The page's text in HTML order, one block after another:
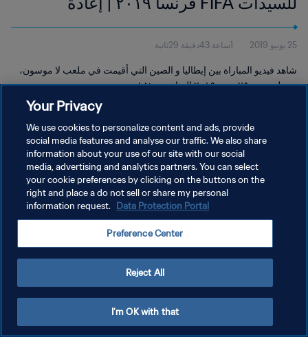
المباراة
25 يونيو 2019 1ساعة 43دقيقة 29ثانية
شاهد فيديو المباراة بين إيطاليا و الصين التي أقيمت في ملعب لا موسون،
مونبلييه يوم ٢٥ يونيو ٢٠١٩ الساعة ١٨:٠٠.
سياسة الخصوصية
إدارة تفضيلات ملفات تعريف الارتباط
Your Privacy
We use cookies to personalize content and ads, provide
social media features and analyse our traffic. We also share
information about your use of our site with our social
media, advertising and analytics partners. You can select
your cookie preferences by clicking on the buttons on the
right and place a do not sell or share my personal
information request. Data Protection Portal
Preference Center
Reject All
I'm OK with that